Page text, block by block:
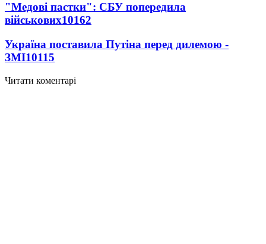
"Медові пастки": СБУ попередила
військових10162
Україна поставила Путіна перед дилемою -
ЗМІ10115
Читати коментарі